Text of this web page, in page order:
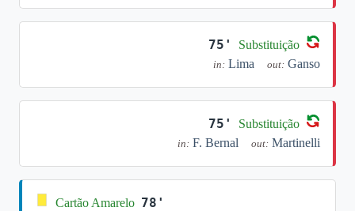
75' Substituição
in: Lima out: Ganso
75' Substituição
in: F. Bernal out: Martinelli
Cartão Amarelo 78'